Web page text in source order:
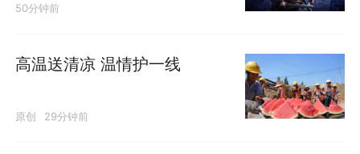
50分钟前
高温送清凉 温情护一线
原创 29分钟前